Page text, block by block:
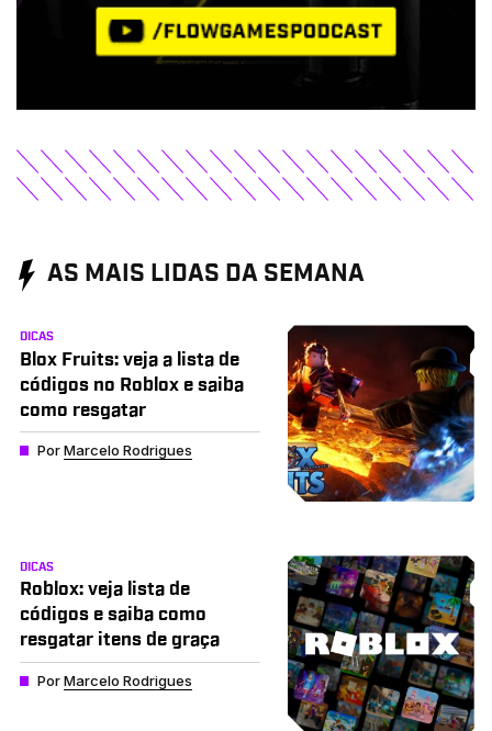
AS MAIS LIDAS DA SEMANA
DICAS
Blox Fruits: veja a lista de
códigos no Roblox e saiba
como resgatar
PorMarcelo Rodrigues
DICAS
Roblox: veja lista de
códigos e saiba como
resgatar itens de graça
PorMarcelo Rodrigues